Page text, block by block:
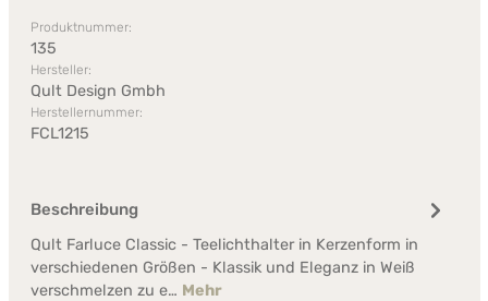
Produktnummer:
135
Hersteller:
Qult Design Gmbh
Herstellernummer:
FCL1215
Beschreibung
Qult Farluce Classic - Teelichthalter in Kerzenform in
verschiedenen Größen - Klassik und Eleganz in Weiß
verschmelzen zu e… Mehr